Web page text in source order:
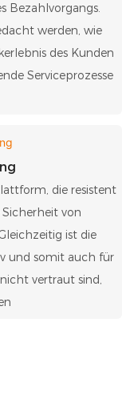
Bezahlvorgangs.
werden, wie
des Kunden
Serviceprozesse
die resistent
von
ist die
und somit auch für
vertraut sind,